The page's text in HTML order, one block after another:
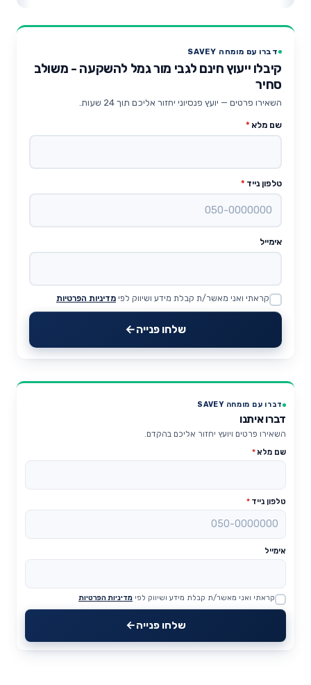
דברו עם מומחה SAVEY
קיבלו ייעוץ חינם לגבי מור גמל להשקעה - משולב
סחיר
השאירו פרטים — יועץ פנסיוני יחזור אליכם תוך 24 שעות.
שם מלא *
טלפון נייד *
אימייל
Website
קראתי ואני מאשר/ת קבלת מידע ושיווק לפי מדיניות הפרטיות
שלחו פנייה
דברו עם מומחה SAVEY
דברו איתנו
השאירו פרטים ויועץ יחזור אליכם בהקדם.
שם מלא*
טלפון נייד *
אימייל
Website
קראתי ואני מאשר/ת קבלת מידע ושיווק לפי מדיניות הפרטיות
שלחו פנייה